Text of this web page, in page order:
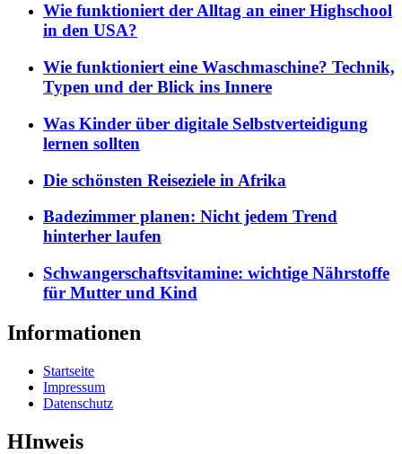
Wie funktioniert der Alltag an einer Highschool
in den USA?
Wie funktioniert eine Waschmaschine? Technik,
Typen und der Blick ins Innere
Was Kinder über digitale Selbstverteidigung
lernen sollten
Die schönsten Reiseziele in Afrika
Badezimmer planen: Nicht jedem Trend
hinterher laufen
Schwangerschaftsvitamine: wichtige Nährstoffe
für Mutter und Kind
Informationen
Startseite
Impressum
Datenschutz
HInweis